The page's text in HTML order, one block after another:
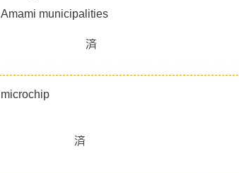
Amami municipalities
済
microchip
済